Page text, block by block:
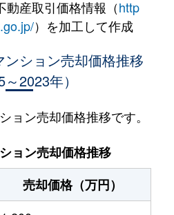
万円
森林公園(北海道)
万円
森林公園(北海道)
万円
さっぽろ(札幌市営)
万円
さっぽろ(札幌市営)
万円
新さっぽろ
動産取引価格情報（http
）を加工して作成
ション売却価格推移
～2023年）
ョン売却価格推移です。
ョン売却価格推移
売却価格（万円）